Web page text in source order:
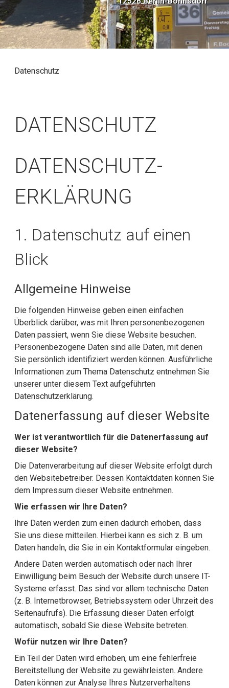
Datenschutz
DATENSCHUTZ
DATENSCHUTZ­
ERKLÄRUNG
1. Datenschutz auf einen
Blick
Allgemeine Hinweise
Die folgenden Hinweise geben einen einfachen
Überblick darüber, was mit Ihren personenbezogenen
Daten passiert, wenn Sie diese Website besuchen.
Personenbezogene Daten sind alle Daten, mit denen
Sie persönlich identifiziert werden können. Ausführliche
Informationen zum Thema Datenschutz entnehmen Sie
unserer unter diesem Text aufgeführten
Datenschutzerklärung.
Datenerfassung auf dieser Website
Wer ist verantwortlich für die Datenerfassung auf
dieser Website?
Die Datenverarbeitung auf dieser Website erfolgt durch
den Websitebetreiber. Dessen Kontaktdaten können Sie
dem Impressum dieser Website entnehmen.
Wie erfassen wir Ihre Daten?
Ihre Daten werden zum einen dadurch erhoben, dass
Sie uns diese mitteilen. Hierbei kann es sich z. B. um
Daten handeln, die Sie in ein Kontaktformular eingeben.
Andere Daten werden automatisch oder nach Ihrer
Einwilligung beim Besuch der Website durch unsere IT-
Systeme erfasst. Das sind vor allem technische Daten
(z. B. Internetbrowser, Betriebssystem oder Uhrzeit des
Seitenaufrufs). Die Erfassung dieser Daten erfolgt
automatisch, sobald Sie diese Website betreten.
Wofür nutzen wir Ihre Daten?
Ein Teil der Daten wird erhoben, um eine fehlerfreie
Bereitstellung der Website zu gewährleisten. Andere
Daten können zur Analyse Ihres Nutzerverhaltens